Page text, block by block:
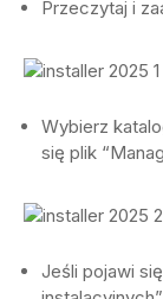
Przeczytaj i
Wybierz
się plik
Jeśli pojawi